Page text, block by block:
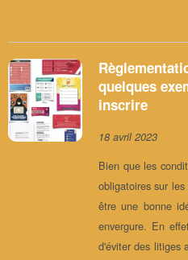
quelques
inscrire
18 avril 2023
Bien que les
obligatoires sur
être une bonne
envergure. En
d'éviter des litiges